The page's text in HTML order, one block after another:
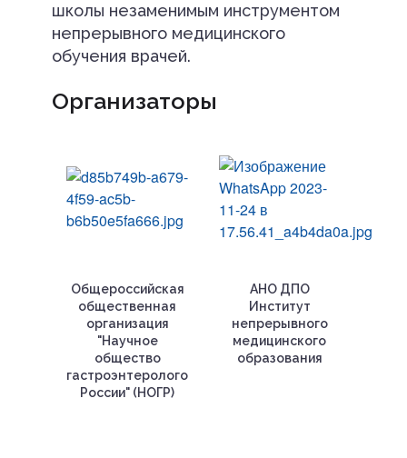
школы незаменимым инструментом
непрерывного медицинского
обучения врачей.
Организаторы
Общероссийская
общественная
организация
"Научное
общество
гастроэнтерологов
России" (НОГР)
АНО ДПО
Институт
непрерывного
медицинского
образования